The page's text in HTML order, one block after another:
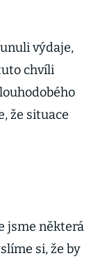
výdaje,
chvíli
že situace
jsme některá
si, že by